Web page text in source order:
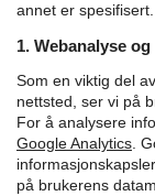
annet er spesifisert.
1. Webanalyse
Som en viktig del
nettsted, ser vi på
For å analysere
Google Analytics.
på brukerens